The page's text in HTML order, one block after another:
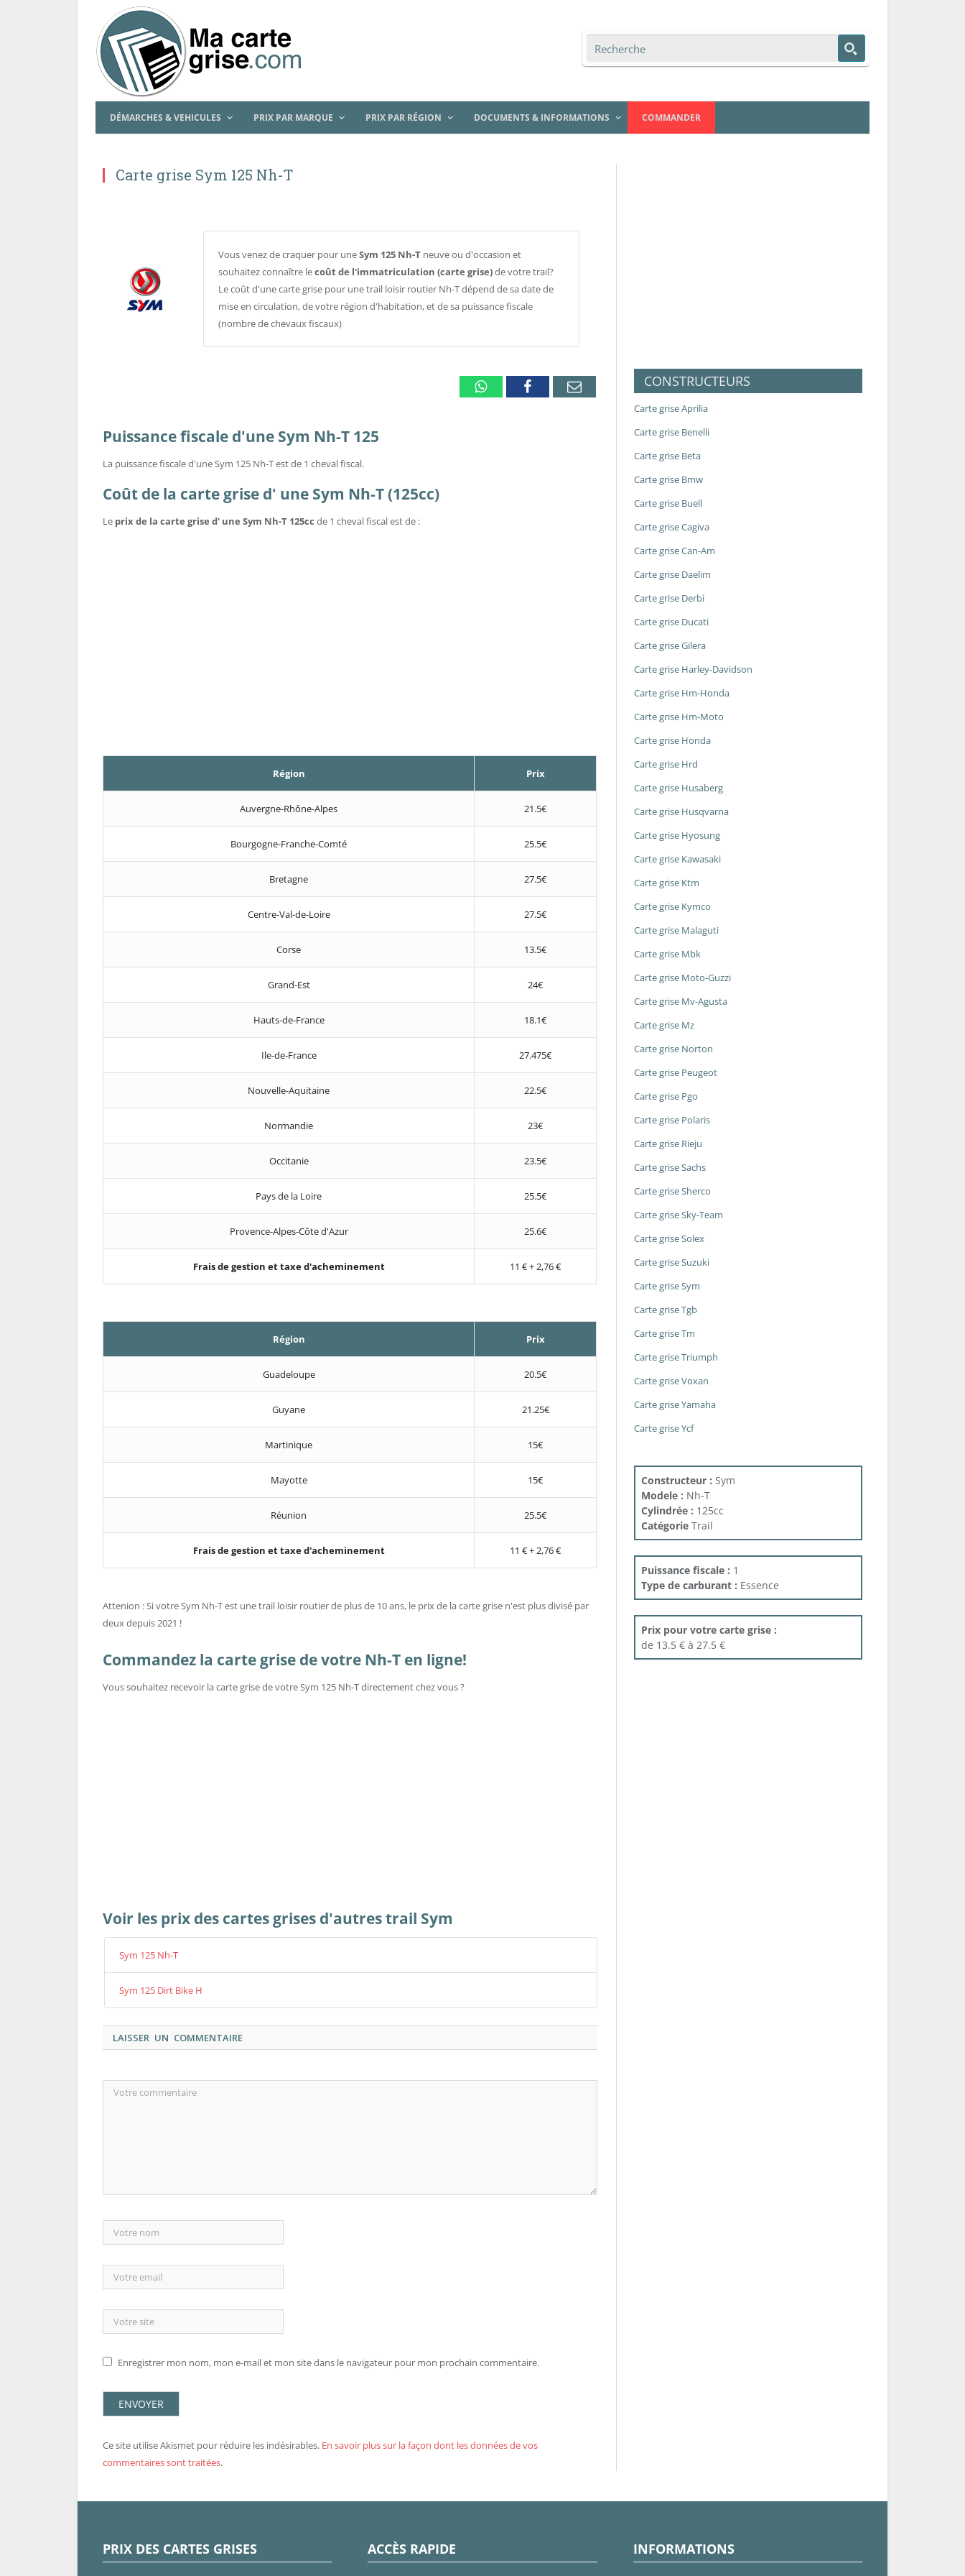
DÉMARCHES & VEHICULES PRIX PAR MARQUE PRIX PAR RÉGION DOCUMENTS & INFORMATIONS COMMANDER
Carte grise Sym 125 Nh-T
Vous venez de craquer pour uneSym 125 Nh-Tneuve ou d'occasion et
souhaitez connaître lecoût de l'immatriculation (carte grise)de votre trail?
Le coût d'une carte grise pour une trail loisir routier Nh-T dépend de sa date de
mise en circulation, de votre région d'habitation, et de sa puissance fiscale
(nombre de chevaux fiscaux)
WhatsappFacebookEmail
Puissance fiscale d'une Sym Nh-T 125
La puissance fiscale d'une Sym 125 Nh-T est de 1 cheval fiscal.
Coût de la carte grise d' une Sym Nh-T (125cc)
Le prix de la carte grise d' une Sym Nh-T 125cc de 1 cheval fiscal est de :
Région Prix
Auvergne-Rhône-Alpes 21.5€
Bourgogne-Franche-Comté 25.5€
Bretagne 27.5€
Centre-Val-de-Loire 27.5€
Corse 13.5€
Grand-Est 24€
Hauts-de-France 18.1€
Ile-de-France 27.475€
Nouvelle-Aquitaine 22.5€
Normandie 23€
Occitanie 23.5€
Pays de la Loire 25.5€
Provence-Alpes-Côte d'Azur 25.6€
Frais de gestion et taxe d'acheminement 11 € + 2,76 €
Région Prix
Guadeloupe 20.5€
Guyane 21.25€
Martinique 15€
Mayotte 15€
Réunion 25.5€
Frais de gestion et taxe d'acheminement 11 € + 2,76 €
Attenion : Si votre Sym Nh-T est une trail loisir routier de plus de 10 ans, le prix de la carte grise n'est plus divisé par
deux depuis 2021 !
Commandez la carte grise de votre Nh-T en ligne!
Vous souhaitez recevoir la carte grise de votre Sym 125 Nh-T directement chez vous ?
Voir les prix des cartes grises d'autres trail Sym
Sym 125 Nh-T
Sym 125 Dirt Bike H
LAISSER UN COMMENTAIRE
Enregistrer mon nom, mon e-mail et mon site dans le navigateur pour mon prochain commentaire.
Ce site utilise Akismet pour réduire les indésirables. En savoir plus sur la façon dont les données de vos
commentaires sont traitées.
CONSTRUCTEURS
Carte grise Aprilia
Carte grise Benelli
Carte grise Beta
Carte grise Bmw
Carte grise Buell
Carte grise Cagiva
Carte grise Can-Am
Carte grise Daelim
Carte grise Derbi
Carte grise Ducati
Carte grise Gilera
Carte grise Harley-Davidson
Carte grise Hm-Honda
Carte grise Hm-Moto
Carte grise Honda
Carte grise Hrd
Carte grise Husaberg
Carte grise Husqvarna
Carte grise Hyosung
Carte grise Kawasaki
Carte grise Ktm
Carte grise Kymco
Carte grise Malaguti
Carte grise Mbk
Carte grise Moto-Guzzi
Carte grise Mv-Agusta
Carte grise Mz
Carte grise Norton
Carte grise Peugeot
Carte grise Pgo
Carte grise Polaris
Carte grise Rieju
Carte grise Sachs
Carte grise Sherco
Carte grise Sky-Team
Carte grise Solex
Carte grise Suzuki
Carte grise Sym
Carte grise Tgb
Carte grise Tm
Carte grise Triumph
Carte grise Voxan
Carte grise Yamaha
Carte grise Ycf
Constructeur : Sym
Modele : Nh-T
Cylindrée : 125cc
CatégorieTrail
Puissance fiscale : 1
Type de carburant : Essence
Prix pour votre carte grise :
de 13.5 € à 27.5 €
PRIX DES CARTES GRISES ACCÈS RAPIDE INFORMATIONS